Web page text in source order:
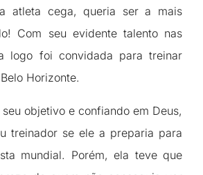
atleta cega, queria ser a mais
Com seu evidente talento nas
logo foi convidada para treinar
Horizonte.
objetivo e confiando em Deus,
treinador se ele a preparia para
mundial. Porém, ela teve que